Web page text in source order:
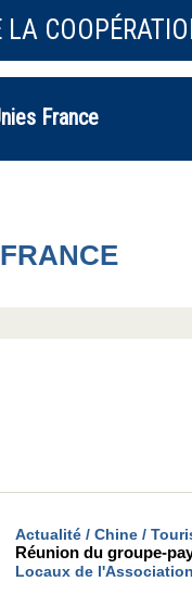
LA
France
Actualité / Chine /
Réunion du groupe-
Locaux de